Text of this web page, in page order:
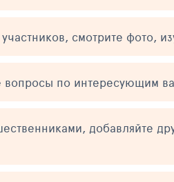
смотрите фото,
вопросы по интересующим
добавляйте